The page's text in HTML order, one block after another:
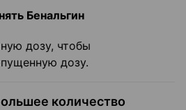
Бенальгин
дозу, чтобы
дозу.
количество